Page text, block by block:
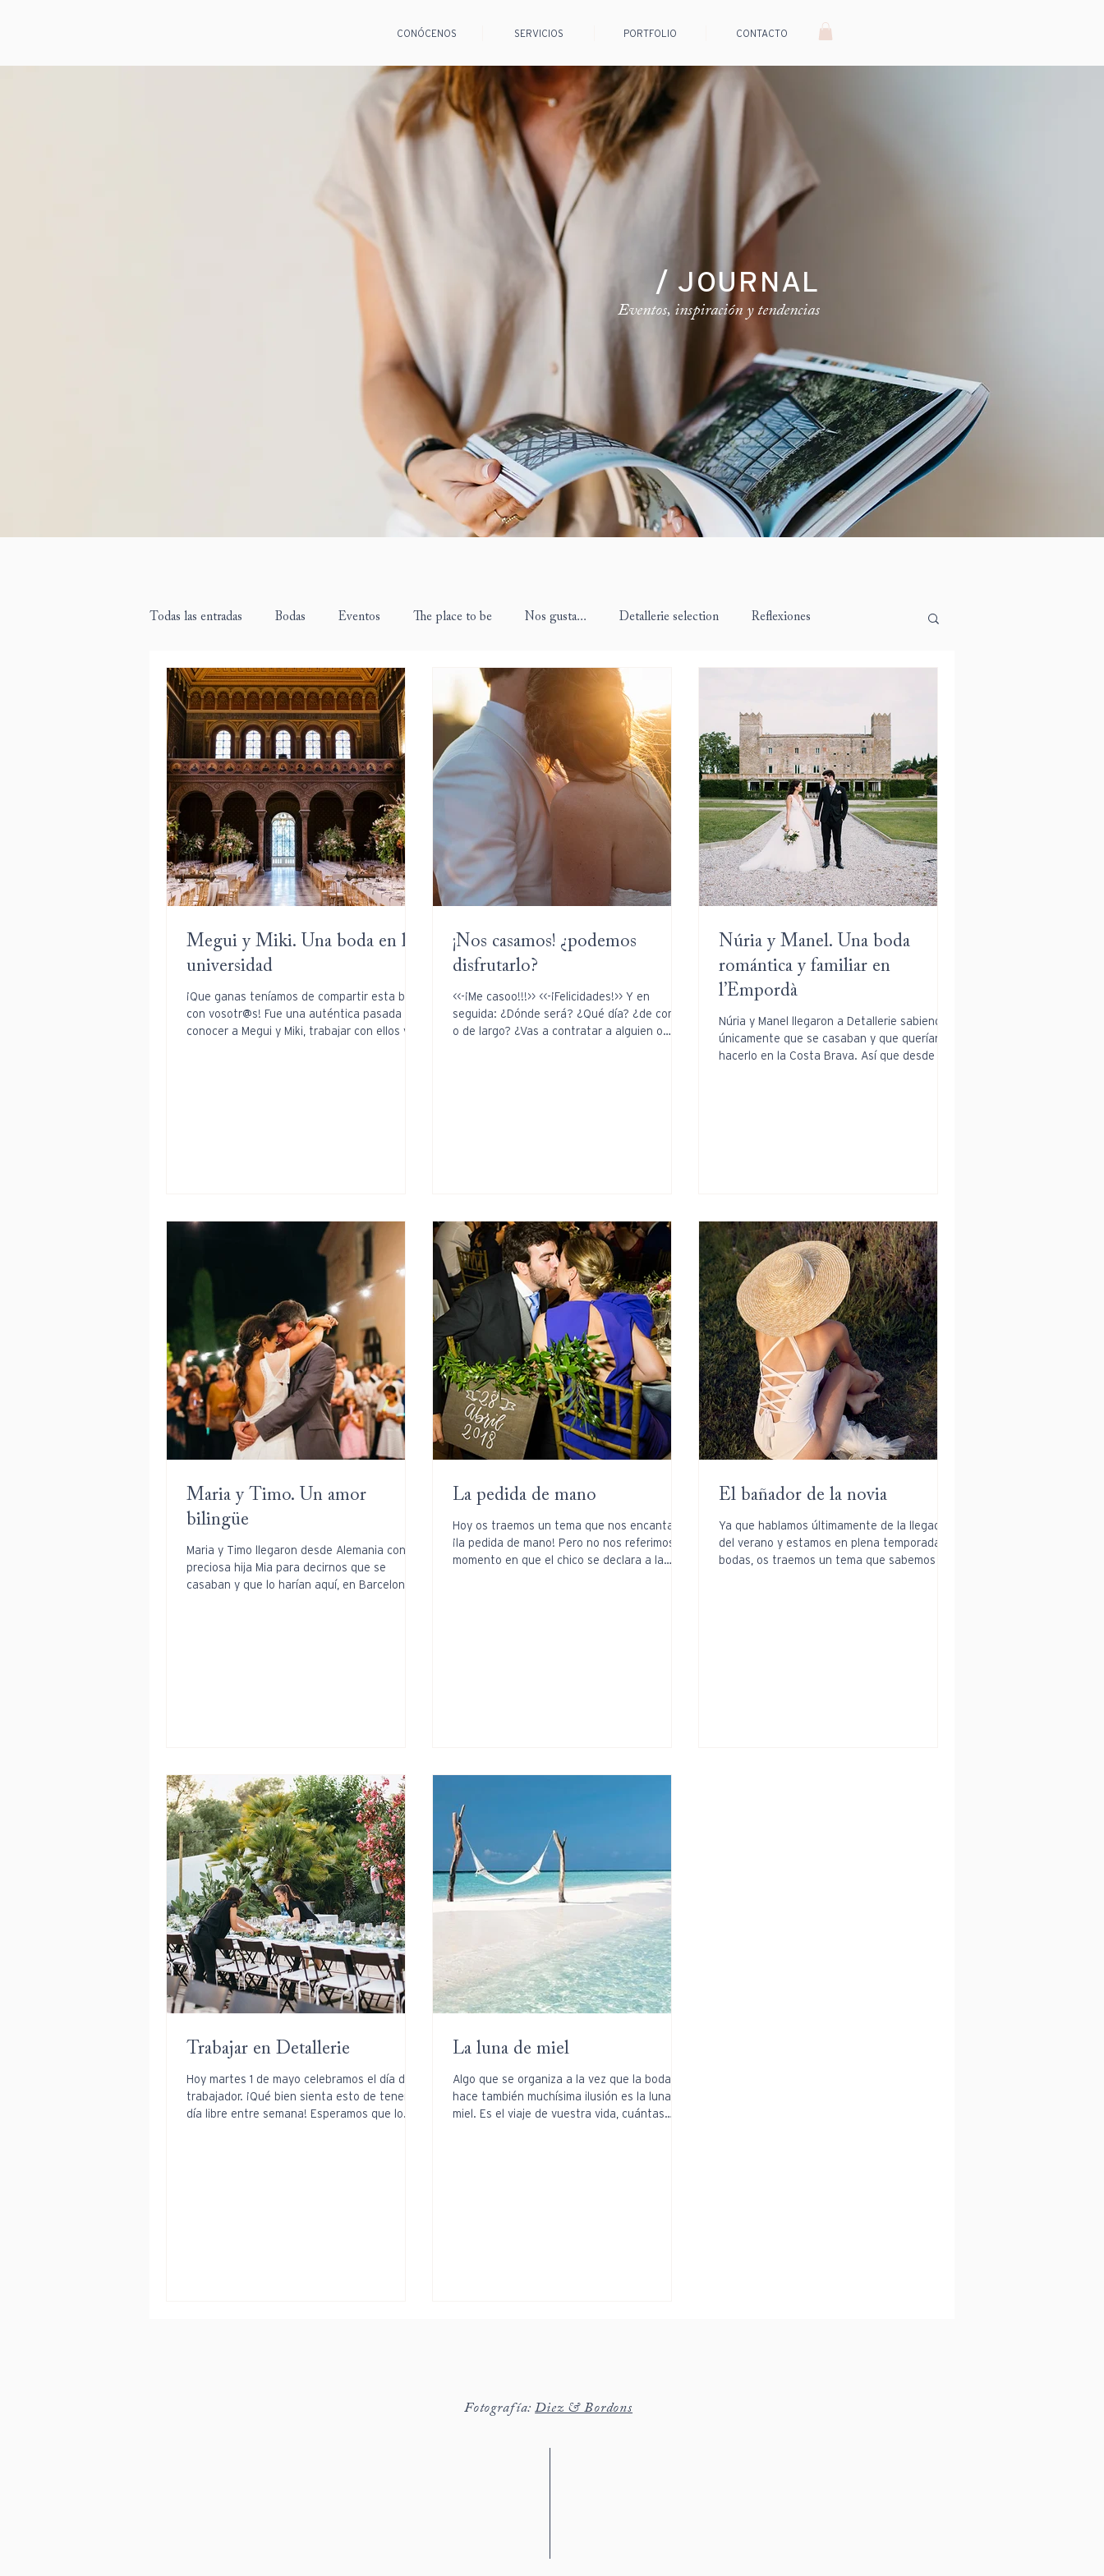
CONÓCENOS SERVICIOS PORTFOLIO CONTACTO
/ JOURNAL
Eventos, inspiración y tendencias
Todas las entradas Bodas Eventos The place to be Nos gusta... Detallerie selection Reflexiones
Megui y Miki. Una boda en la
universidad
¡Que ganas teníamos de compartir esta boda
con vosotr@s! Fue una auténtica pasada
conocer a Megui y Miki, trabajar con ellos y
¡Nos casamos! ¿podemos
disfrutarlo?
<<-¡Me casoo!!!>> <<-¡Felicidades!>> Y en
seguida: ¿Dónde será? ¿Qué día? ¿de corto
o de largo? ¿Vas a contratar a alguien o
Núria y Manel. Una boda
romántica y familiar en
l’Empordà
Núria y Manel llegaron a Detallerie sabiendo
únicamente que se casaban y que querían
hacerlo en la Costa Brava. Así que desde el...
Maria y Timo. Un amor
bilingüe
Maria y Timo llegaron desde Alemania con su
preciosa hija Mia para decirnos que se
casaban y que lo harían aquí, en Barcelona.
La pedida de mano
Hoy os traemos un tema que nos encanta…
¡la pedida de mano! Pero no nos referimos al
momento en que el chico se declara a la
El bañador de la novia
Ya que hablamos últimamente de la llegada
del verano y estamos en plena temporada de
bodas, os traemos un tema que sabemos os
Trabajar en Detallerie
Hoy martes 1 de mayo celebramos el día del
trabajador. ¡Qué bien sienta esto de tener un
día libre entre semana! Esperamos que lo
La luna de miel
Algo que se organiza a la vez que la boda y
hace también muchísima ilusión es la luna de
miel. Es el viaje de vuestra vida, cuántas
Fotografía:Diez & Bordons